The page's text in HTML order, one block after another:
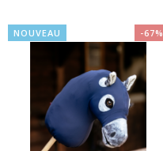
NOUVEAU -67%